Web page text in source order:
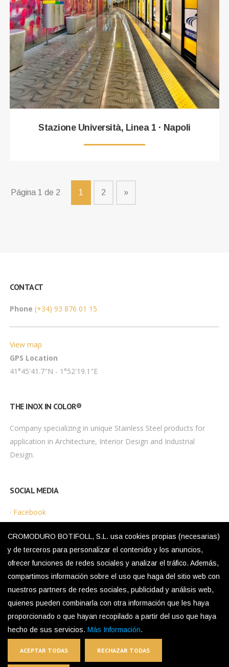
Stazione Università, Linea 1 · Napoli
Página 1 de 2 1 2 »
CONTACT
Phone (+34) 93 876 01 15
View map
GPS Location
41°45'41.7"N - 1°52'19.1"E
THE INOX IN COLOR®
Company specializing in unique Stainless Steel products for
application in Architecture, Interior Design and Industrial
Design.
SOCIAL MEDIA
· Facebook
·Instagram
·Privacy Policy
·Legal Notice
·Cookies Policy
CROMODURO BOTIFOLL, S.L. usa cookies propias (necesarias)
y de terceros para personalizar el contenido y los anuncios,
ofrecer funciones de redes sociales y analizar el tráfico. Además,
compartimos información sobre el uso que haga del sitio web con
nuestros partners de redes sociales, publicidad y análisis web,
quienes pueden combinarla con otra información que les haya
proporcionado o que hayan recopilado a partir del uso que haya
hecho de sus servicios. Más Información.
ACEPTAR TODAS RECHAZAR TODAS